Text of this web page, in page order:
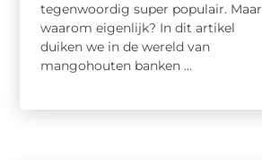
tegenwoordig super populair. Maar
waarom eigenlijk? In dit artikel
duiken we in de wereld van
mangohouten banken ...